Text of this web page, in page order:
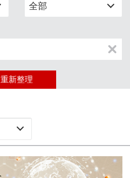
全部
clear
重新整理